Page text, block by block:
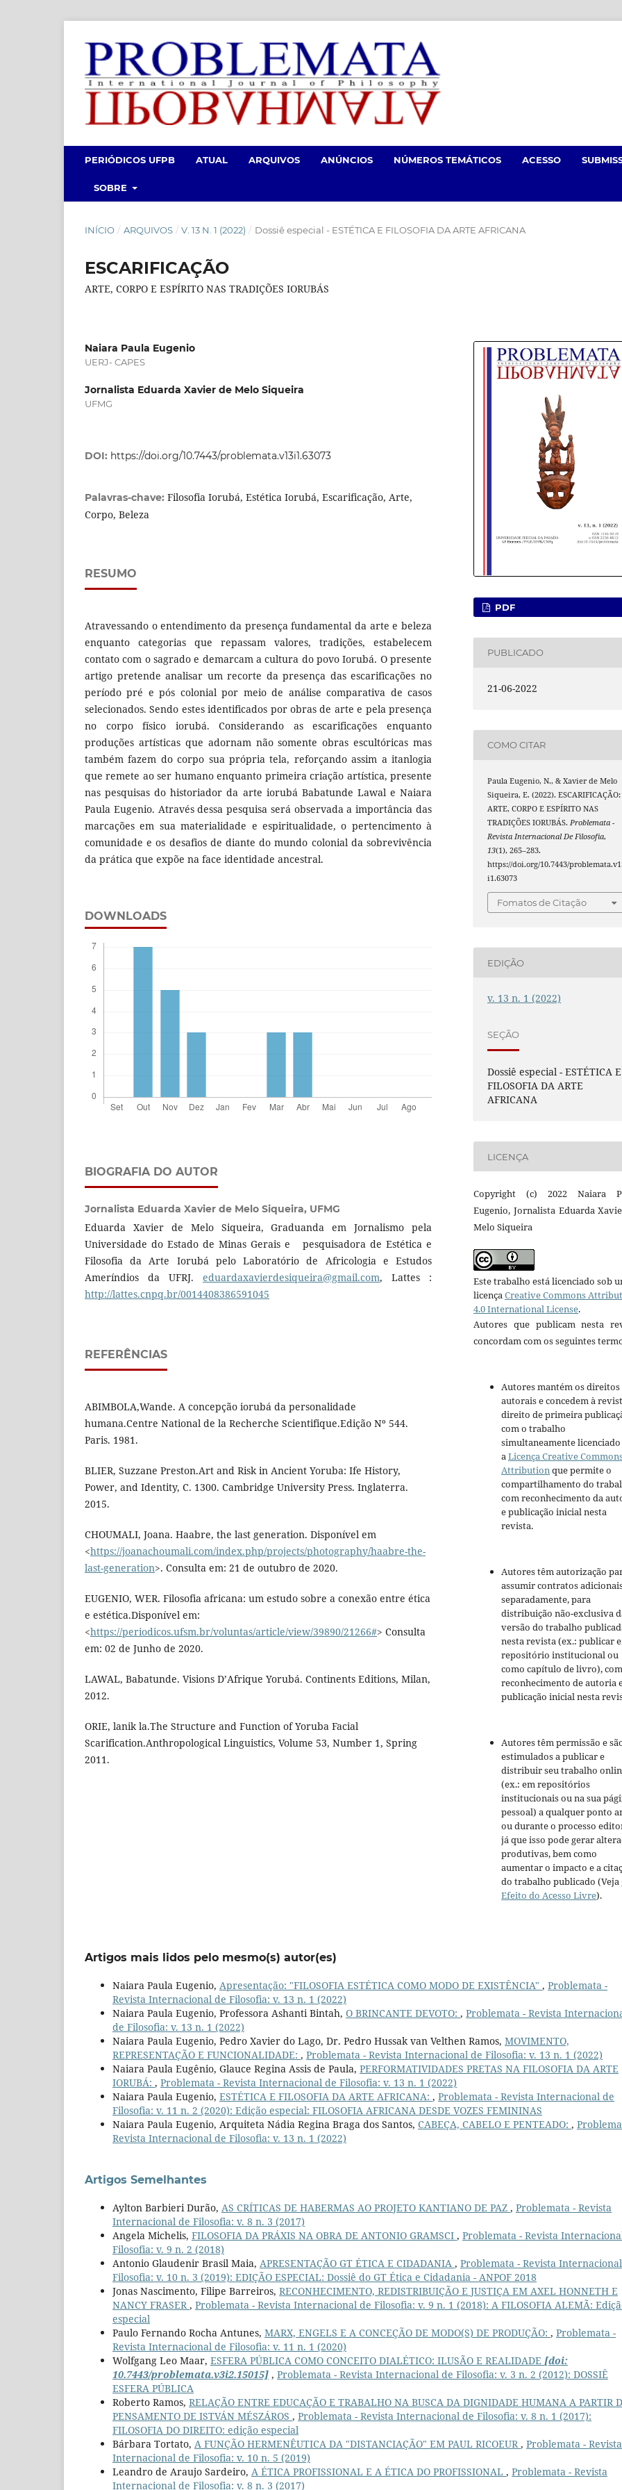
PERIÓDICOS UFPB ATUAL ARQUIVOS ANÚNCIOS NÚMEROS TEMÁTICOS ACESSO
SOBRE
INÍCIO / ARQUIVOS / V. 13 N. 1 (2022) / Dossiê especial - ESTÉTICA E FILOSOFIA DA ARTE AFRICANA
ESCARIFICAÇÃO
ARTE, CORPO E ESPÍRITO NAS TRADIÇÕES IORUBÁS
Naiara Paula Eugenio
UERJ- CAPES
Jornalista Eduarda Xavier de Melo Siqueira
UFMG
DOI: https://doi.org/10.7443/problemata.v13i1.63073
Palavras-chave: Filosofia Iorubá, Estética Iorubá, Escarificação, Arte,
Corpo, Beleza
RESUMO
Atravessando o entendimento da presença fundamental da arte e beleza
enquanto categorias que repassam valores, tradições, estabelecem
contato com o sagrado e demarcam a cultura do povo Iorubá. O presente
artigo pretende analisar um recorte da presença das escarificações no
período pré e pós colonial por meio de análise comparativa de casos
selecionados. Sendo estes identificados por obras de arte e pela presença
no corpo físico iorubá. Considerando as escarificações enquanto
produções artísticas que adornam não somente obras escultóricas mas
também fazem do corpo sua própria tela, reforçando assim a itanlogia
que remete ao ser humano enquanto primeira criação artística, presente
nas pesquisas do historiador da arte iorubá Babatunde Lawal e Naiara
Paula Eugenio. Através dessa pesquisa será observada a importância das
marcações em sua materialidade e espiritualidade, o pertencimento à
comunidade e os desafios de diante do mundo colonial da sobrevivência
da prática que expõe na face identidade ancestral.
DOWNLOADS
BIOGRAFIA DO AUTOR
Jornalista Eduarda Xavier de Melo Siqueira, UFMG
Eduarda Xavier de Melo Siqueira, Graduanda em Jornalismo pela
Universidade do Estado de Minas Gerais e pesquisadora de Estética e
Filosofia da Arte Iorubá pelo Laboratório de Africologia e Estudos
Ameríndios da UFRJ. eduardaxavierdesiqueira@gmail.com, Lattes :
http://lattes.cnpq.br/0014408386591045
REFERÊNCIAS
ABIMBOLA,Wande. A concepção iorubá da personalidade
humana.Centre National de la Recherche Scientifique.Edição Nº 544.
Paris. 1981.
BLIER, Suzzane Preston.Art and Risk in Ancient Yoruba: Ife History,
Power, and Identity, C. 1300. Cambridge University Press. Inglaterra.
2015.
CHOUMALI, Joana. Haabre, the last generation. Disponível em
<https://joanachoumali.com/index.php/projects/photography/haabre-the-
last-generation>. Consulta em: 21 de outubro de 2020.
EUGENIO, WER. Filosofia africana: um estudo sobre a conexão entre ética
e estética.Disponível em:
<https://periodicos.ufsm.br/voluntas/article/view/39890/21266#> Consulta
em: 02 de Junho de 2020.
LAWAL, Babatunde. Visions D’Afrique Yorubá. Continents Editions, Milan,
2012.
ORIE, lanik la.The Structure and Function of Yoruba Facial
Scarification.Anthropological Linguistics, Volume 53, Number 1, Spring
2011.
PDF
PUBLICADO
21-06-2022
COMO CITAR
Paula Eugenio, N., & Xavier de Melo
Siqueira, E. (2022). ESCARIFICAÇÃO:
ARTE, CORPO E ESPÍRITO NAS
TRADIÇÕES IORUBÁS. Problemata -
Revista Internacional De Filosofia,
13(1), 265–283.
https://doi.org/10.7443/
i1.63073
Fomatos de Citação
EDIÇÃO
v. 13 n. 1 (2022)
SEÇÃO
Dossiê especial - ESTÉTICA E
FILOSOFIA DA ARTE
AFRICANA
LICENÇA
Copyright (c) 2022 Naiara
Eugenio, Jornalista Eduarda
Melo Siqueira
Este trabalho está licenciado sob
licençaCreative Commons
4.0 International License.
Autores que publicam nesta
concordam com os seguintes
Autores mantém os direitos
autorais e concedem à
direito de primeira
com o trabalho
simultaneamente
aLicença Creative
Attributionque permite o
compartilhamento do
com reconhecimento da
e publicação inicial nesta
revista.
Autores têm autorização
assumir contratos
separadamente, para
distribuição não-exclusiva
versão do trabalho
nesta revista (ex.: publicar
repositório institucional ou
como capítulo de livro), com
reconhecimento de autoria
publicação inicial nesta
Autores têm permissão e
estimulados a publicar e
distribuir seu trabalho
(ex.: em repositórios
institucionais ou na sua
pessoal) a qualquer ponto
ou durante o processo
já que isso pode gerar
produtivas, bem como
aumentar o impacto e a
do trabalho publicado (Veja
Efeito do Acesso Livre).
Artigos mais lidos pelo mesmo(s) autor(es)
Naiara Paula Eugenio, Apresentação: "FILOSOFIA ESTÉTICA COMO MODO DE EXISTÊNCIA" , Problemata -
Revista Internacional de Filosofia: v. 13 n. 1 (2022)
Naiara Paula Eugenio, Professora Ashanti Bintah, O BRINCANTE DEVOTO: , Problemata - Revista
de Filosofia: v. 13 n. 1 (2022)
Naiara Paula Eugenio, Pedro Xavier do Lago, Dr. Pedro Hussak van Velthen Ramos, MOVIMENTO,
REPRESENTAÇÃO E FUNCIONALIDADE: , Problemata - Revista Internacional de Filosofia: v. 13 n. 1 (2022)
Naiara Paula Eugênio, Glauce Regina Assis de Paula, PERFORMATIVIDADES PRETAS NA FILOSOFIA DA ARTE
IORUBÁ: , Problemata - Revista Internacional de Filosofia: v. 13 n. 1 (2022)
Naiara Paula Eugenio, ESTÉTICA E FILOSOFIA DA ARTE AFRICANA: , Problemata - Revista Internacional de
Filosofia: v. 11 n. 2 (2020): Edição especial: FILOSOFIA AFRICANA DESDE VOZES FEMININAS
Naiara Paula Eugenio, Arquiteta Nádia Regina Braga dos Santos, CABEÇA, CABELO E PENTEADO: ,
Revista Internacional de Filosofia: v. 13 n. 1 (2022)
Artigos Semelhantes
Aylton Barbieri Durão, AS CRÍTICAS DE HABERMAS AO PROJETO KANTIANO DE PAZ , Problemata - Revista
Internacional de Filosofia: v. 8 n. 3 (2017)
Angela Michelis, FILOSOFIA DA PRÁXIS NA OBRA DE ANTONIO GRAMSCI , Problemata - Revista
Filosofia: v. 9 n. 2 (2018)
Antonio Glaudenir Brasil Maia, APRESENTAÇÃO GT ÉTICA E CIDADANIA , Problemata - Revista
Filosofia: v. 10 n. 3 (2019): EDIÇÃO ESPECIAL: Dossiê do GT Ética e Cidadania - ANPOF 2018
Jonas Nascimento, Filipe Barreiros, RECONHECIMENTO, REDISTRIBUIÇÃO E JUSTIÇA EM AXEL HONNETH E
NANCY FRASER, Problemata - Revista Internacional de Filosofia: v. 9 n. 1 (2018): A FILOSOFIA ALEMÃ:
especial
Paulo Fernando Rocha Antunes, MARX, ENGELS E A CONCEÇÃO DE MODO(S) DE PRODUÇÃO: , Problemata -
Revista Internacional de Filosofia: v. 11 n. 1 (2020)
Wolfgang Leo Maar, ESFERA PÚBLICA COMO CONCEITO DIALÉTICO: ILUSÃO E REALIDADE [doi:
10.7443/problemata.v3i2.15015] , Problemata - Revista Internacional de Filosofia: v. 3 n. 2 (2012): DOSSIÊ
ESFERA PÚBLICA
Roberto Ramos, RELAÇÃO ENTRE EDUCAÇÃO E TRABALHO NA BUSCA DA DIGNIDADE HUMANA A PARTIR
PENSAMENTO DE ISTVÁN MÉSZÁROS , Problemata - Revista Internacional de Filosofia: v. 8 n. 1 (2017):
FILOSOFIA DO DIREITO: edição especial
Bárbara Tortato, A FUNÇÃO HERMENÊUTICA DA "DISTANCIAÇÃO" EM PAUL RICOEUR, Problemata - Revista
Internacional de Filosofia: v. 10 n. 5 (2019)
Leandro de Araujo Sardeiro, A ÉTICA PROFISSIONAL E A ÉTICA DO PROFISSIONAL , Problemata - Revista
Internacional de Filosofia: v. 8 n. 3 (2017)